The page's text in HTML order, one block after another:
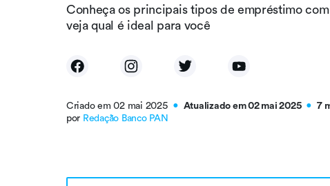
Conheça os principais tipos de empréstimo
veja qual é ideal para você
Criado em 02 mai 2025 ● Atualizado em 02 mai 2025 ●
7
por Redação Banco PAN